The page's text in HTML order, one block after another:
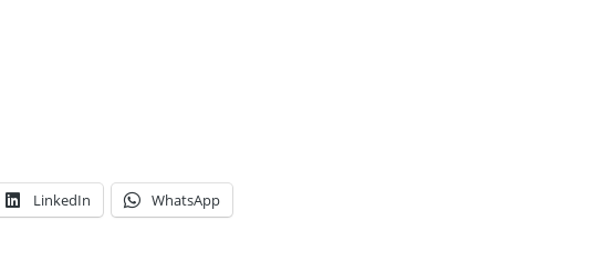
LinkedIn WhatsApp